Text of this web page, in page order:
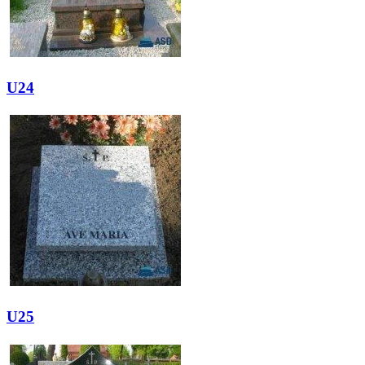
U24
U25